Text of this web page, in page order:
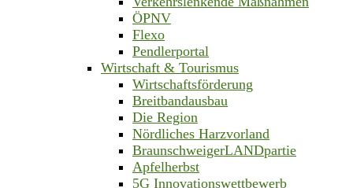
ÖPNV
Flexo
Pendlerportal
Wirtschaft & Tourismus
Wirtschaftsförderung
Breitbandausbau
Die Region
Nördliches Harzvorland
BraunschweigerLANDpartie
Apfelherbst
5G Innovationswettbewerb